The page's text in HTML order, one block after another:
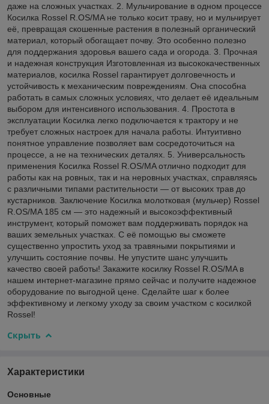
даже на сложных участках. 2. Мульчирование в одном процессе
Косилка Rossel R.OS/MA не только косит траву, но и мульчирует
её, превращая скошенные растения в полезный органический
материал, который обогащает почву. Это особенно полезно
для поддержания здоровья вашего сада и огорода. 3. Прочная
и надежная конструкция Изготовленная из высококачественных
материалов, косилка Rossel гарантирует долговечность и
устойчивость к механическим повреждениям. Она способна
работать в самых сложных условиях, что делает её идеальным
выбором для интенсивного использования. 4. Простота в
эксплуатации Косилка легко подключается к трактору и не
требует сложных настроек для начала работы. Интуитивно
понятное управление позволяет вам сосредоточиться на
процессе, а не на технических деталях. 5. Универсальность
применения Косилка Rossel R.OS/MA отлично подходит для
работы как на ровных, так и на неровных участках, справляясь
с различными типами растительности — от высоких трав до
кустарников. Заключение Косилка молотковая (мульчер) Rossel
R.OS/MA 185 см — это надежный и высокоэффективный
инструмент, который поможет вам поддерживать порядок на
ваших земельных участках. С её помощью вы сможете
существенно упростить уход за травяными покрытиями и
улучшить состояние почвы. Не упустите шанс улучшить
качество своей работы! Закажите косилку Rossel R.OS/MA в
нашем интернет-магазине прямо сейчас и получите надежное
оборудование по выгодной цене. Сделайте шаг к более
эффективному и легкому уходу за своим участком с косилкой
Rossel!
Скрыть
Характеристики
Основные